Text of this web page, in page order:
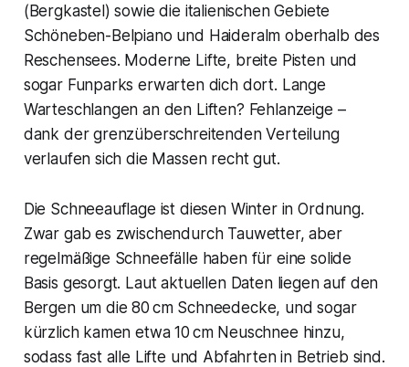
(Bergkastel) sowie die italienischen Gebiete
Schöneben-Belpiano und Haideralm oberhalb des
Reschensees. Moderne Lifte, breite Pisten und
sogar Funparks erwarten dich dort. Lange
Warteschlangen an den Liften? Fehlanzeige –
dank der grenzüberschreitenden Verteilung
verlaufen sich die Massen recht gut.
Die Schneeauflage ist diesen Winter in Ordnung.
Zwar gab es zwischendurch Tauwetter, aber
regelmäßige Schneefälle haben für eine solide
Basis gesorgt. Laut aktuellen Daten liegen auf den
Bergen um die 80 cm Schneedecke, und sogar
kürzlich kamen etwa 10 cm Neuschnee hinzu,
sodass fast alle Lifte und Abfahrten in Betrieb sind.